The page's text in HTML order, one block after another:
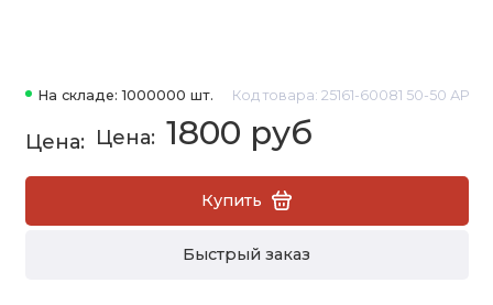
На складе: 1000000 шт. Код товара: 25161-60081 50-50 АР
1800 руб
Купить
Быстрый заказ